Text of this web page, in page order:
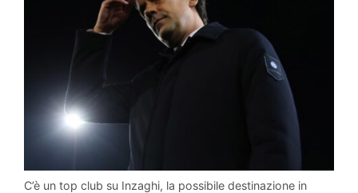
C’è un top club su Inzaghi, la possibile destinazione in